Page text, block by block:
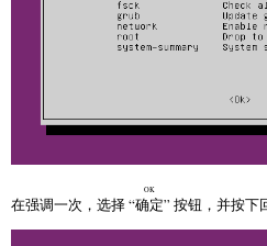
在强调一次，选择 “确定
OK
” 按钮，并按下